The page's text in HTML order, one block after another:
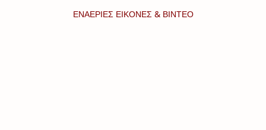
ΕΝΑΕΡΙΕΣ ΕΙΚΟΝΕΣ & ΒΙΝΤΕΟ